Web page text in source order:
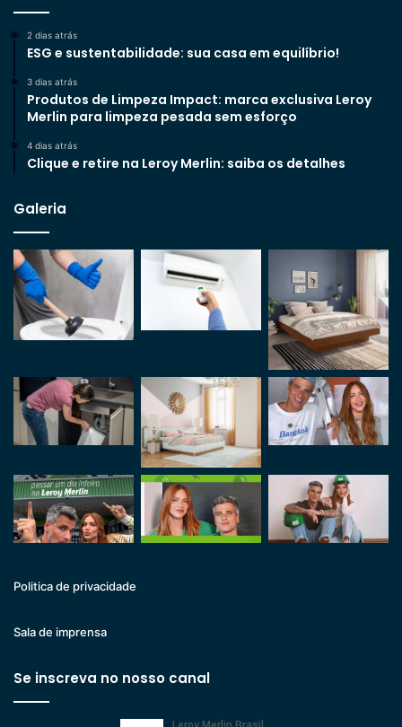
2 dias atrás
ESG e sustentabilidade: sua casa em equilíbrio!
3 dias atrás
Produtos de Limpeza Impact: marca exclusiva Leroy
Merlin para limpeza pesada sem esforço
4 dias atrás
Clique e retire na Leroy Merlin: saiba os detalhes
Galeria
Politica de privacidade
Sala de imprensa
Se inscreva no nosso canal